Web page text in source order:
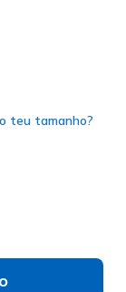
teu tamanho?